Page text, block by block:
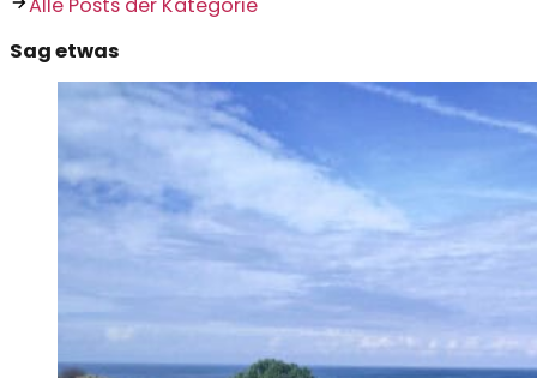
Alle Posts der Kategorie
Sag etwas